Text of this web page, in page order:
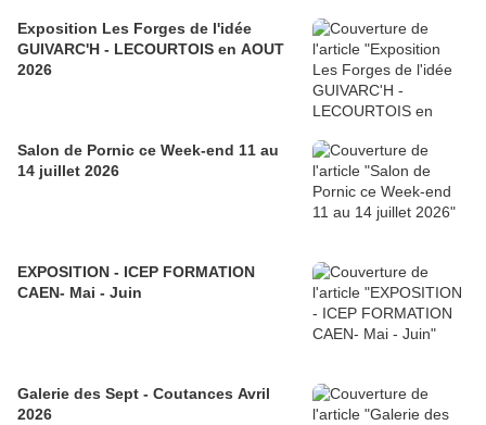
Exposition Les Forges de l'idée
GUIVARC'H - LECOURTOIS en AOUT
2026
Salon de Pornic ce Week-end 11 au
14 juillet 2026
EXPOSITION - ICEP FORMATION
CAEN- Mai - Juin
Galerie des Sept - Coutances Avril
2026